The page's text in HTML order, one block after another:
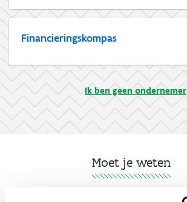
Financieringskompas
Ik ben geen ondernemer
Moet je weten